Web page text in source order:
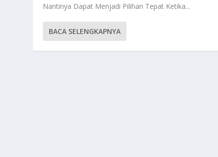
Nantinya Dapat Menjadi Pilihan Tepat Ketika...
BACA SELENGKAPNYA